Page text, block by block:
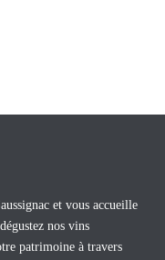
et vous accueille
nos vins
patrimoine à travers